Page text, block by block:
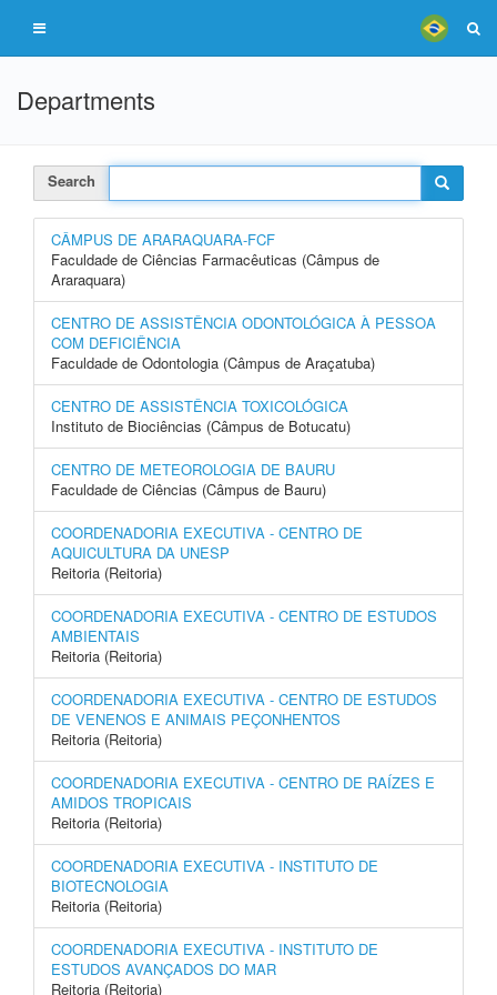
Departments
Search
CÂMPUS DE ARARAQUARA-FCF
Faculdade de Ciências Farmacêuticas (Câmpus de
Araraquara)
CENTRO DE ASSISTÊNCIA ODONTOLÓGICA À PESSOA
COM DEFICIÊNCIA
Faculdade de Odontologia (Câmpus de Araçatuba)
CENTRO DE ASSISTÊNCIA TOXICOLÓGICA
Instituto de Biociências (Câmpus de Botucatu)
CENTRO DE METEOROLOGIA DE BAURU
Faculdade de Ciências (Câmpus de Bauru)
COORDENADORIA EXECUTIVA - CENTRO DE
AQUICULTURA DA UNESP
Reitoria (Reitoria)
COORDENADORIA EXECUTIVA - CENTRO DE ESTUDOS
AMBIENTAIS
Reitoria (Reitoria)
COORDENADORIA EXECUTIVA - CENTRO DE ESTUDOS
DE VENENOS E ANIMAIS PEÇONHENTOS
Reitoria (Reitoria)
COORDENADORIA EXECUTIVA - CENTRO DE RAÍZES E
AMIDOS TROPICAIS
Reitoria (Reitoria)
COORDENADORIA EXECUTIVA - INSTITUTO DE
BIOTECNOLOGIA
Reitoria (Reitoria)
COORDENADORIA EXECUTIVA - INSTITUTO DE
ESTUDOS AVANÇADOS DO MAR
Reitoria (Reitoria)